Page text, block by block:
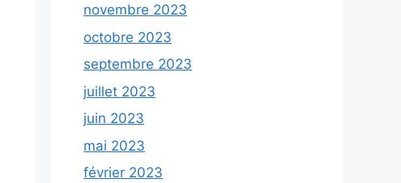
novembre 2023
octobre 2023
septembre 2023
juillet 2023
juin 2023
mai 2023
février 2023